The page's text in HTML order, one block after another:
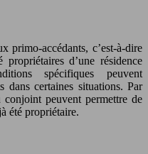
primo-accédants, c’est-à-dire
d’une résidence
spécifiques peuvent
dans certaines situations. Par
peuvent permettre de
été propriétaire.